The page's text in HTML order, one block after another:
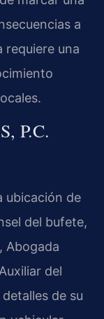
a
requiere una
P.C.
ubicación de
del bufete,
Abogada
del
de su